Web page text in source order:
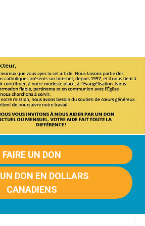
FAIRE UN DON
DON EN DOLLARS
CANADIENS